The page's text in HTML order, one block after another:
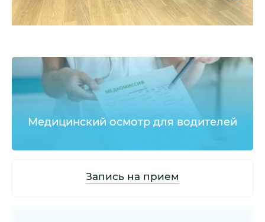
Медицинский осмотр для водителей
Запись на прием